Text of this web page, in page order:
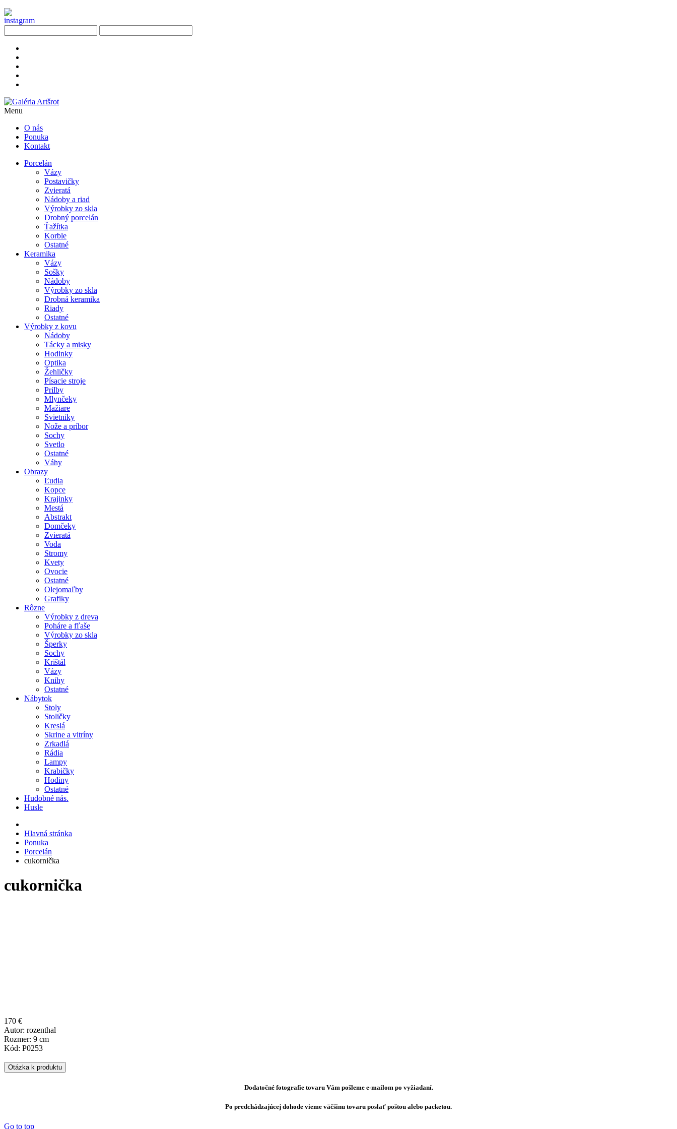
Menu
O nás
Ponuka
Kontakt
Porcelán
Vázy
Postavičky
Zvieratá
Nádoby a riad
Výrobky zo skla
Drobný porcelán
Ťažítka
Korble
Ostatné
Keramika
Vázy
Sošky
Nádoby
Výrobky zo skla
Drobná keramika
Riady
Ostatné
Výrobky z kovu
Nádoby
Tácky a misky
Hodinky
Optika
Žehličky
Písacie stroje
Prilby
Mlynčeky
Mažiare
Svietniky
Nože a príbor
Sochy
Svetlo
Ostatné
Váhy
Obrazy
Ľudia
Kopce
Krajinky
Mestá
Abstrakt
Domčeky
Zvieratá
Voda
Stromy
Kvety
Ovocie
Ostatné
Olejomaľby
Grafiky
Rôzne
Výrobky z dreva
Poháre a fľaše
Výrobky zo skla
Šperky
Sochy
Krištál
Vázy
Knihy
Ostatné
Nábytok
Stoly
Stoličky
Kreslá
Skrine a vitríny
Zrkadlá
Rádia
Lampy
Krabičky
Hodiny
Ostatné
Hudobné nás.
Husle
Hlavná stránka
Ponuka
Porcelán
cukornička
cukornička
170 €
Autor: rozenthal
Rozmer: 9 cm
Kód: P0253
Otázka k produktu
Dodatočné fotografie tovaru Vám pošleme e-mailom po vyžiadaní.
Po predchádzajúcej dohode vieme väčšinu tovaru poslať poštou alebo packetou.
Go to top